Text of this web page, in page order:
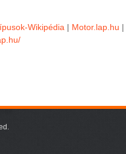
Wikipédia | Motor.lap.hu |